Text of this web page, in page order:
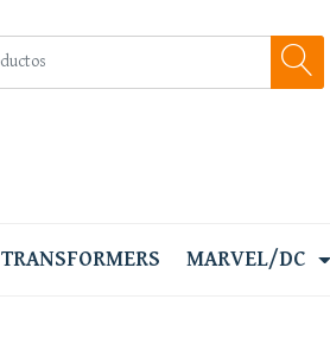
TRANSFORMERS MARVEL/DC